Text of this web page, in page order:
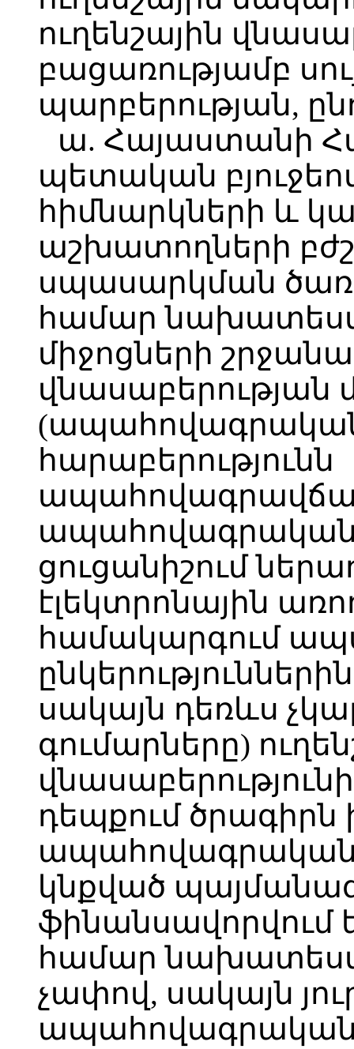
ուղենշային
բացառությամբ
պարբերության,
ա. Հայաստանի
պետական
հիմնարկների և
աշխատողների
սպասարկման
համար
միջոցների
(ապահովագրական
հարաբերությունն
ապահովագրական
ցուցանիշում
էլեկտրոնային
համակարգում
սակայն դեռևս
գումարները)
դեպքում
ապահովագրական
կնքված
ֆինանսավորվում
համար
չափով, սակայն
ապահովագրական